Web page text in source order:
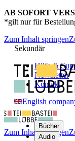
AB SOFORT
*gilt nur für
Zum Inhalt springen
Sekundär
Hilfe &
Newsletter
Kontakt
English
Bücher
Audio
Zum Inhalt springen